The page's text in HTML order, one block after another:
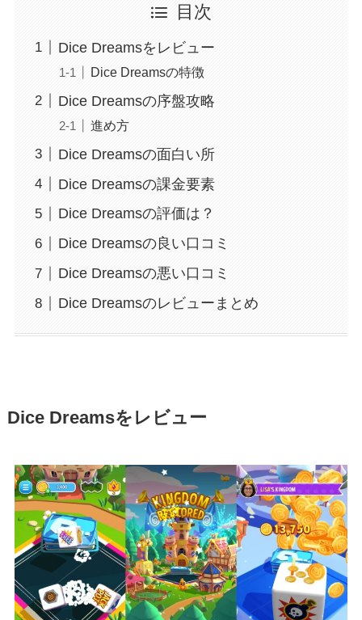
目次
Dice Dreamsをレビュー
Dice Dreamsの特徴
Dice Dreamsの序盤攻略
進め方
Dice Dreamsの面白い所
Dice Dreamsの課金要素
Dice Dreamsの評価は？
Dice Dreamsの良い口コミ
Dice Dreamsの悪い口コミ
Dice Dreamsのレビューまとめ
Dice Dreamsをレビュー